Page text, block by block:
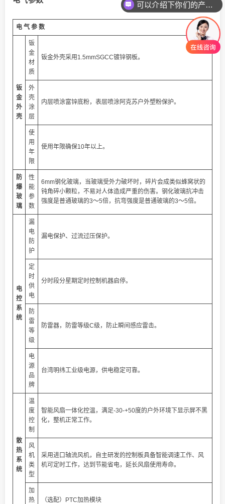
电 气 参 数
钣
金
外
壳
钣
金
材
质
钣金外壳采用1.5mmSGCC镀锌钢板。
外
壳
涂
层
内层喷涂富锌底粉，表层喷涂阿克苏户外塑粉保护。
使
用
年
限
使用年限确保10年以上。
防
爆
玻
璃
性
能
参
数
6mm钢化玻璃，当玻璃受外力破坏时，碎片会成类似蜂窝状的
钝角碎小颗粒，不易对人体造成严重的伤害。钢化玻璃抗冲击
强度是普通玻璃的3～5倍，抗弯强度是普通玻璃的3～5倍。
电
控
系
统
漏
电
防
护
漏电保护、过流过压保护。
定
时
供
电
分时段分星期定时控制机器启停。
防
雷
等
级
防雷器，防雷等级C级，防止瞬间感应雷击。
电
源
品
牌
台湾明纬工业级电源，供电稳定可靠。
散
热
系
统
温
度
控
制
智能风扇一体化控温，满足-30-+50度的户外环境下显示屏不黑
化，整机正常工作。
风
机
类
型
采用进口轴流风机，自主研发的控制板具备智能调速工作、风
机可定时工作，达到节能省电，延长风扇使用寿命。
加
热
（选配）PTC加热模块
你们是怎么收费的呢